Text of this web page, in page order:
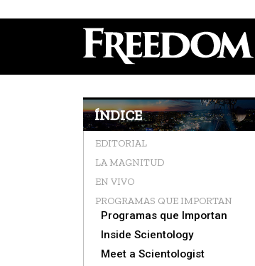
ÍNDICE
EDITORIAL
LA MAGNITUD
EN VIVO
PROGRAMAS QUE IMPORTAN
Programas que Importan
Inside Scientology
Meet a Scientologist